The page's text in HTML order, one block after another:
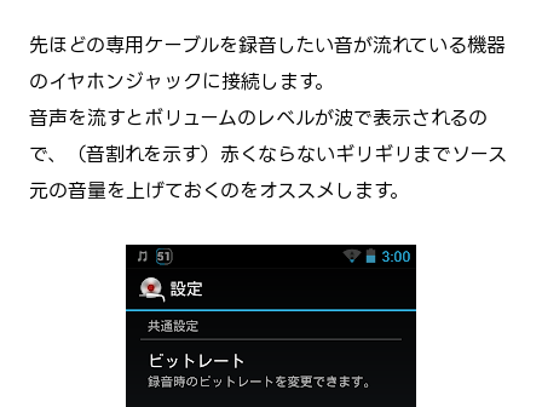
先ほどの専用ケーブルを録音したい音が流れている機器
のイヤホンジャックに接続します。
音声を流すとボリュームのレベルが波で表示されるの
で、（音割れを示す）赤くならないギリギリまでソース
元の音量を上げておくのをオススメします。